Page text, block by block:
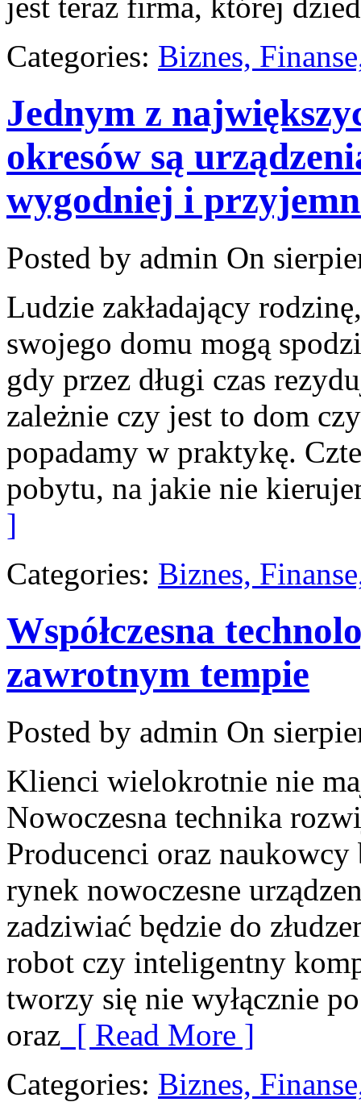
Categories: Biznes,
Jednym z
okresów są
wygodniej i
Posted by admin On
Ludzie zakładający
swojego domu mogą
gdy przez długi czas
zależnie czy jest to dom
popadamy w praktykę.
pobytu, na jakie nie
]
Categories: Biznes,
Współczesna
zawrotnym tempie
Posted by admin On
Klienci wielokrotnie nie
Nowoczesna technika
Producenci oraz
rynek nowoczesne
zadziwiać będzie do
robot czy inteligentny
tworzy się nie wyłącznie
oraz [ Read More ]
Categories: Biznes,